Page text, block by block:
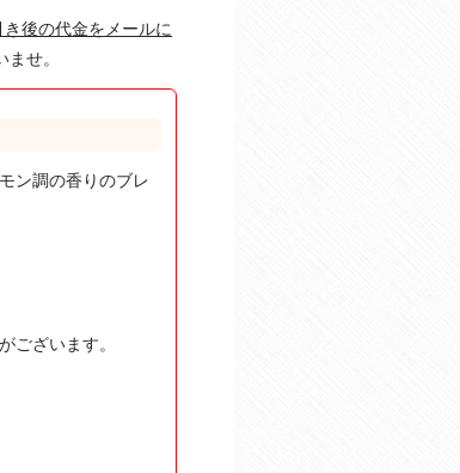
後の代金をメールに
せ。
ン調の香りのブレ
ございます。